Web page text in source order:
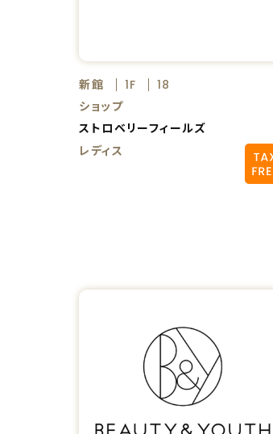
新館 1F
18
ショップ
ストロベリーフィールズ
レディス